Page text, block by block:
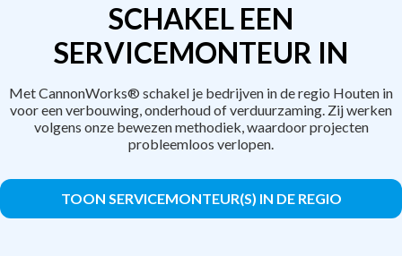
SCHAKEL EEN
SERVICEMONTEUR IN
Met CannonWorks® schakel je bedrijven in de regio Houten in
voor een verbouwing, onderhoud of verduurzaming. Zij werken
volgens onze bewezen methodiek, waardoor projecten
probleemloos verlopen.
TOON SERVICEMONTEUR(S) IN DE REGIO